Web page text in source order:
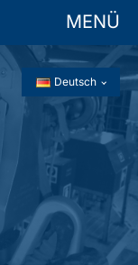
Deutsch
MENÜ